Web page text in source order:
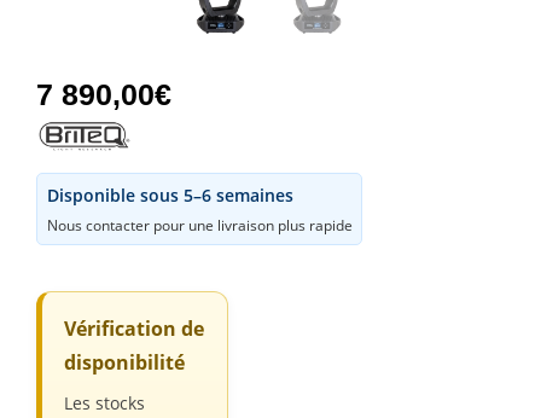
7 890,00€
Disponible sous 5–6 semaines
Nous contacter pour une livraison plus rapide
Vérification de
disponibilité
Les stocks